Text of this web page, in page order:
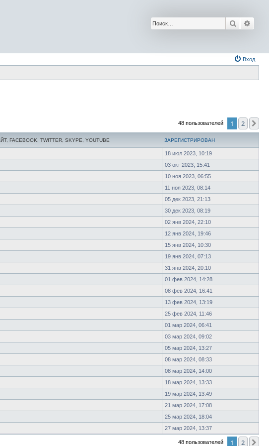
Поиск
Вход
48 пользователей 1 2
FACEBOOK, TWITTER, SKYPE, YOUTUBE ЗАРЕГИСТРИРОВАН
18 июл 2023, 10:19
03 окт 2023, 15:41
10 ноя 2023, 06:55
11 ноя 2023, 08:14
05 дек 2023, 21:13
30 дек 2023, 08:19
02 янв 2024, 22:10
12 янв 2024, 19:46
15 янв 2024, 10:30
19 янв 2024, 07:13
31 янв 2024, 20:10
01 фев 2024, 14:28
08 фев 2024, 16:41
13 фев 2024, 13:19
25 фев 2024, 11:46
01 мар 2024, 06:41
03 мар 2024, 09:02
05 мар 2024, 13:27
08 мар 2024, 08:33
08 мар 2024, 14:00
18 мар 2024, 13:33
19 мар 2024, 13:49
21 мар 2024, 17:08
25 мар 2024, 18:04
27 мар 2024, 13:37
48 пользователей 1 2